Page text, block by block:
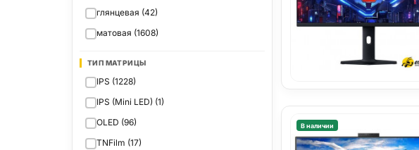
глянцевая (42)
матовая (1608)
ТИП МАТРИЦЫ
IPS (1228)
IPS (Mini LED) (1)
OLED (96)
TNFilm (17)
В наличии